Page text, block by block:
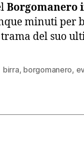
Borgomanero
minuti per
del suo
birra, borgomanero,